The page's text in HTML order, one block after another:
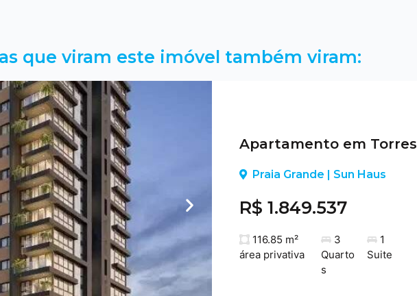
que viram este imóvel também viram:
Apartamento em Torres
Praia Grande | Sun Haus
R$ 1.849.537
116.85 m²
área privativa
3
Quarto
s
1
Suite